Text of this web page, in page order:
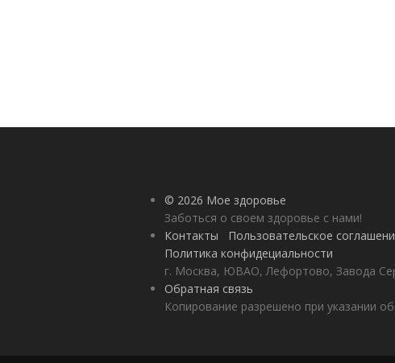
© 2026 Мое здоровье
Заботься о своем здоровье с нами!
Контакты
Пользовательское
Политика конфидециальности
г. Москва, ЮВАО, Лефортово, Завода
Обратная связь
Копирование разрешено при указании